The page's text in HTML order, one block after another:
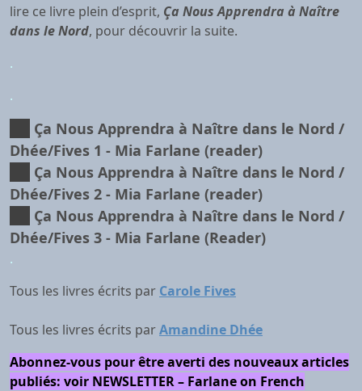
lire ce livre plein d’esprit, Ça Nous Apprendra à Naître
dans le Nord, pour découvrir la suite.
.
.
Ça Nous Apprendra à Naître dans le Nord /
Dhée/Fives 1 - Mia Farlane (reader)
Ça Nous Apprendra à Naître dans le Nord /
Dhée/Fives 2 - Mia Farlane (reader)
Ça Nous Apprendra à Naître dans le Nord /
Dhée/Fives 3 - Mia Farlane (Reader)
.
Tous les livres écrits par Carole Fives
Tous les livres écrits parAmandine Dhée
Abonnez-vous pour être averti des nouveaux articles
publiés: voir NEWSLETTER – Farlane on French